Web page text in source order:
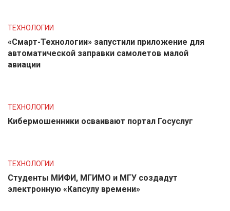
ТЕХНОЛОГИИ
«Смарт-Технологии» запустили приложение для
автоматической заправки самолетов малой
авиации
ТЕХНОЛОГИИ
Кибермошенники осваивают портал Госуслуг
ТЕХНОЛОГИИ
Студенты МИФИ, МГИМО и МГУ создадут
электронную «Капсулу времени»